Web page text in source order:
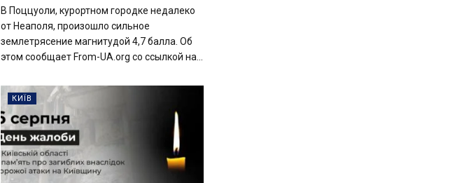
В Поццуоли, курортном городке недалеко
от Неаполя, произошло сильное
землетрясение магнитудой 4,7 балла. Об
этом сообщает From-UA.org со ссылкой на...
КИЇВ